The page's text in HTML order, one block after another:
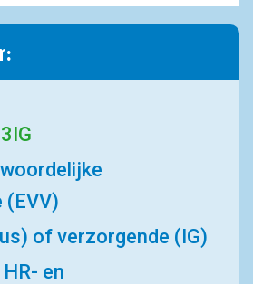
(EVV)
of verzorgende (IG)
en